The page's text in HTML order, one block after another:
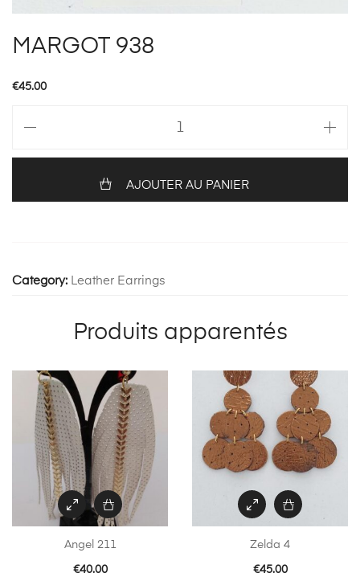
MARGOT 938
€45.00
MARGOT
AJOUTER AU PANIER
Category: Leather Earrings
Produits apparentés
Angel 211
€40.00
Zelda 4
€45.00